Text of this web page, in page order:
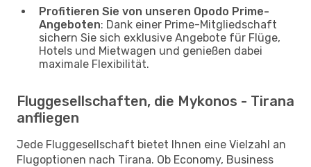
Profitieren Sie von unseren Opodo Prime-
Angeboten: Dank einer Prime-Mitgliedschaft
sichern Sie sich exklusive Angebote für Flüge,
Hotels und Mietwagen und genießen dabei
maximale Flexibilität.
Fluggesellschaften, die Mykonos - Tirana
anfliegen
Jede Fluggesellschaft bietet Ihnen eine Vielzahl an
Flugoptionen nach Tirana. Ob Economy, Business